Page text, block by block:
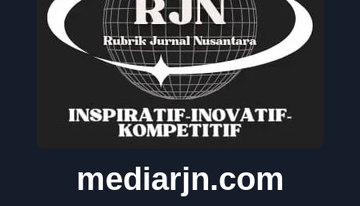
mediarjn.com